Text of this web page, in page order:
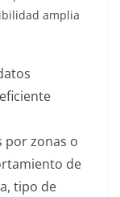
amplia
por zonas o
de
tipo de